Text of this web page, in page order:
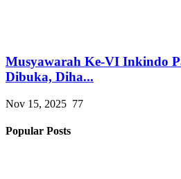
Musyawarah Ke-VI Inkindo
Dibuka, Diha...
Nov 15, 2025 77
Popular Posts